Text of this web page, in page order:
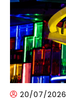
20/07/2026